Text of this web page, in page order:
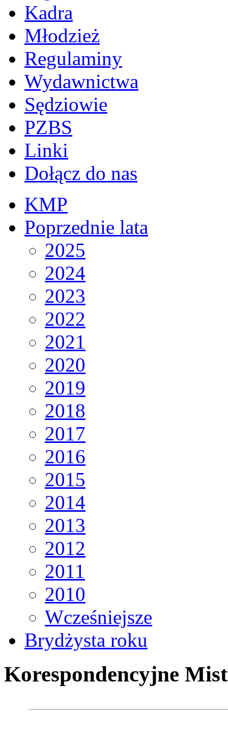
Kadra
Młodzież
Regulaminy
Wydawnictwa
Sędziowie
PZBS
Linki
Dołącz do nas
KMP
Poprzednie lata
2025
2024
2023
2022
2021
2020
2019
2018
2017
2016
2015
2014
2013
2012
2011
2010
Wcześniejsze
Brydżysta roku
Korespondencyjne